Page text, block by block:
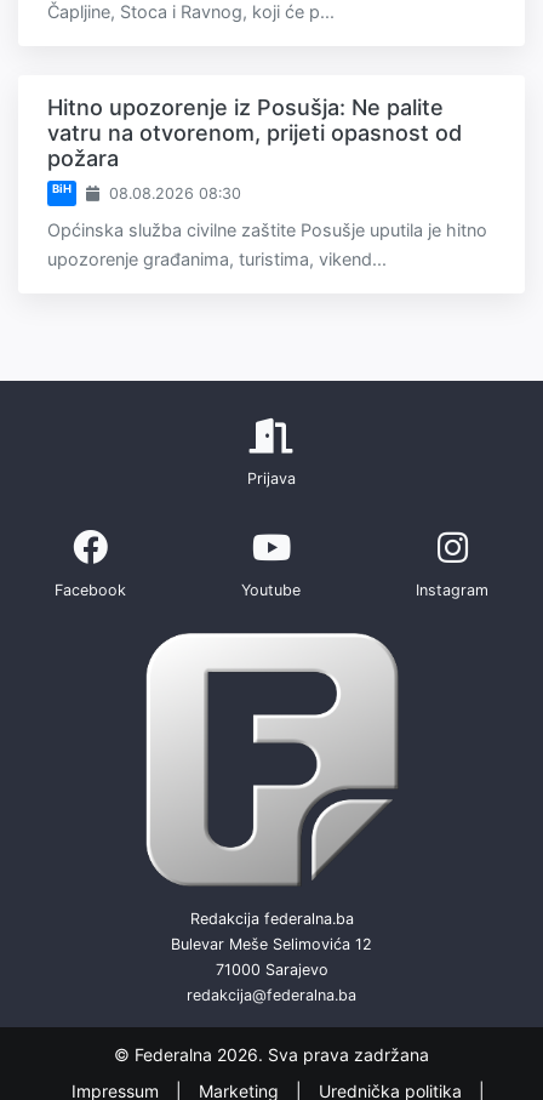
Čapljine, Stoca i Ravnog, koji će p...
Hitno upozorenje iz Posušja: Ne palite
vatru na otvorenom, prijeti opasnost od
požara
BiH 08.08.2026 08:30
Općinska služba civilne zaštite Posušje uputila je hitno
upozorenje građanima, turistima, vikend...
Prijava
Facebook Youtube Instagram
Redakcija federalna.ba
Bulevar Meše Selimovića 12
71000 Sarajevo
redakcija@federalna.ba
© Federalna 2026. Sva prava zadržana
Impressum
Marketing Urednička politika